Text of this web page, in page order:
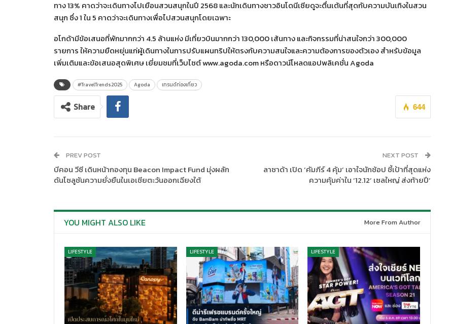
ทาง 13% คาดว่าจะเดินทางไปเยือนสวนสนุกในปี 2568 และนักเดินทางชาวอินโดนีเซียดูจะตื่นเต้นที่สุดกับความบันเทิงในสวน
สนุก ซึ่ง 1 ใน 5 คาดว่าจะเดินทางเพื่อไปสวนสนุกโดยเฉพาะ
อโกด้ามีข้อเสนอที่พักมากกว่า 4.5 ล้านแห่ง มีเที่ยวบินมากกว่า 130,000 เส้นทาง และกิจกรรมที่น่าสนใจกว่า 300,000
รายการ ให้ความยืดหยุ่นแก่ผู้เดินทางในการปรับแผนทริปให้ตรงกับความสนใจและความต้องการของตัวเอง สำหรับข้อมูล
เพิ่มเติมและข้อเสนอสุดพิเศษ เยี่ยมชมที่เว็บไซต์ www.agoda.com หรือดาวน์โหลดแอปพลิเคชั่น Agoda
#TravelTrends2025 Agoda เทรนด์ท่องเที่ยว
644
Share
PREV POST
บีคอน วีซี เดินหน้ากองทุน Beacon Impact Fund มุ่งผลัก
ดันโซลูชันความยั่งยืนในเอเชียตะวันออกเฉียงใต้
NEXT POST
ลาซาด้า เปิด ‘คัมภีร์ 4 คุ้ม’ เอาใจนักช้อป ชี้เป้าที่สุดแห่ง
ความคุ้มค่าใน ‘12.12’ เซลใหญ่ ส่งท้ายปี’
YOU MIGHT ALSO LIKE More From Author
LIFESTYLE LIFESTYLE LIFESTYLE